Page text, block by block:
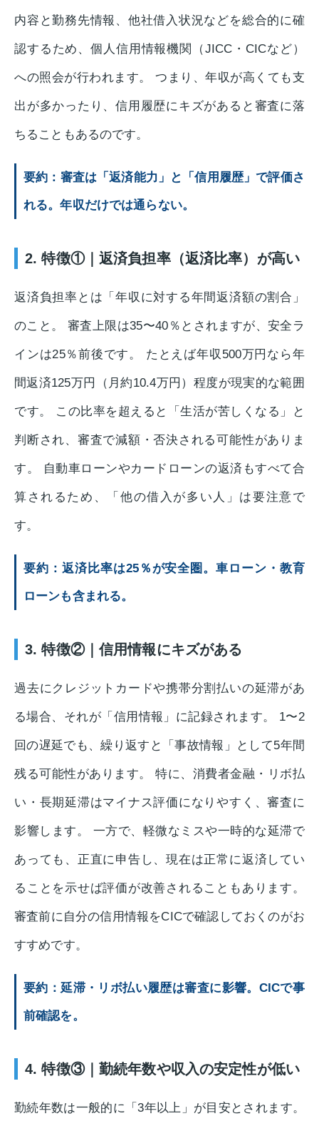
内容と勤務先情報、他社借入状況などを総合的に確
認するため、個人信用情報機関（JICC・CICなど）
への照会が行われます。 つまり、年収が高くても支
出が多かったり、信用履歴にキズがあると審査に落
ちることもあるのです。
要約：審査は「返済能力」と「信用履歴」で評価さ
れる。年収だけでは通らない。
2. 特徴①｜返済負担率（返済比率）が高い
返済負担率とは「年収に対する年間返済額の割合」
のこと。 審査上限は35〜40％とされますが、安全ラ
インは25％前後です。 たとえば年収500万円なら年
間返済125万円（月約10.4万円）程度が現実的な範囲
です。 この比率を超えると「生活が苦しくなる」と
判断され、審査で減額・否決される可能性がありま
す。 自動車ローンやカードローンの返済もすべて合
算されるため、「他の借入が多い人」は要注意で
す。
要約：返済比率は25％が安全圏。車ローン・教育
ローンも含まれる。
3. 特徴②｜信用情報にキズがある
過去にクレジットカードや携帯分割払いの延滞があ
る場合、それが「信用情報」に記録されます。 1〜2
回の遅延でも、繰り返すと「事故情報」として5年間
残る可能性があります。 特に、消費者金融・リボ払
い・長期延滞はマイナス評価になりやすく、審査に
影響します。 一方で、軽微なミスや一時的な延滞で
あっても、正直に申告し、現在は正常に返済してい
ることを示せば評価が改善されることもあります。
審査前に自分の信用情報をCICで確認しておくのがお
すすめです。
要約：延滞・リボ払い履歴は審査に影響。CICで事
前確認を。
4. 特徴③｜勤続年数や収入の安定性が低い
勤続年数は一般的に「3年以上」が目安とされます。